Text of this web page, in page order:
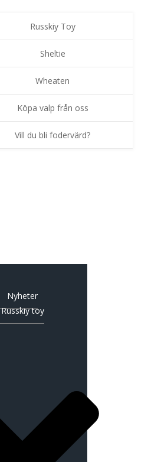
Russkiy Toy
Sheltie
Wheaten
Köpa valp från oss
Vill du bli fodervärd?
Nyheter
Russkiy toy